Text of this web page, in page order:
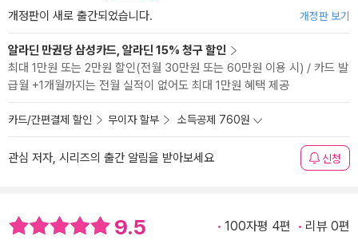
개정판이 새로 출간되었습니다. 개정판 보기
알라딘 만권당 삼성카드, 알라딘 15% 청구 할인
최대 1만원 또는 2만원 할인(전월 30만원 또는 60만원 이용 시) / 카드 발
급월 +1개월까지는 전월 실적이 없어도 최대 1만원 혜택 제공
카드/간편결제 할인 무이자 할부 소득공제 760원
관심 저자, 시리즈의 출간 알림을 받아보세요 신청
9.5 100자평 4편 리뷰 0편